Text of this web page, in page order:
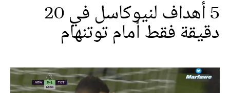
5 أهداف لنيوكاسل في 20
دقيقة فقط أمام توتنهام